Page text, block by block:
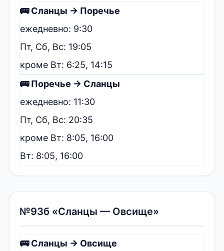
🚌 Сланцы → Поречье
ежедневно: 9:30
Пт, Сб, Вс: 19:05
кроме Вт: 6:25, 14:15
🚌 Поречье → Сланцы
ежедневно: 11:30
Пт, Сб, Вс: 20:35
кроме Вт: 8:05, 16:00
Вт: 8:05, 16:00
№93б «Сланцы — Овсище»
🚌 Сланцы → Овсище